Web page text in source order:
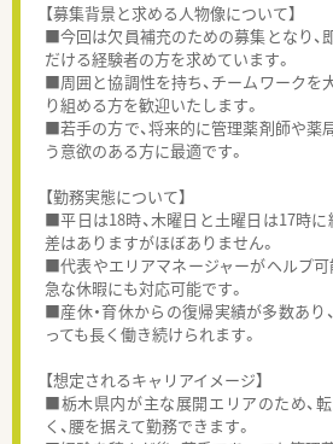
【募集背景と求める人物像について】
■今回は欠員補充のための募集となり、
だける経験者の方を求めています。
■周囲と協調性を持ち、チームワークを
り組める方を歓迎いたします。
■若手の方で、将来的に管理薬剤師や薬
う意欲のある方に最適です。
【勤務実態について】
■平日は18時、木曜日と土曜日は17時に
差はありますがほぼありません。
■代表やエリアマネージャーがヘルプ可
急な休暇にも対応可能です。
■産休・育休からの復帰実績が多数あり
っても長く働き続けられます。
【想定されるキャリアイメージ】
■栃木県内が主な展開エリアのため、
く、腰を据えて勤務できます。